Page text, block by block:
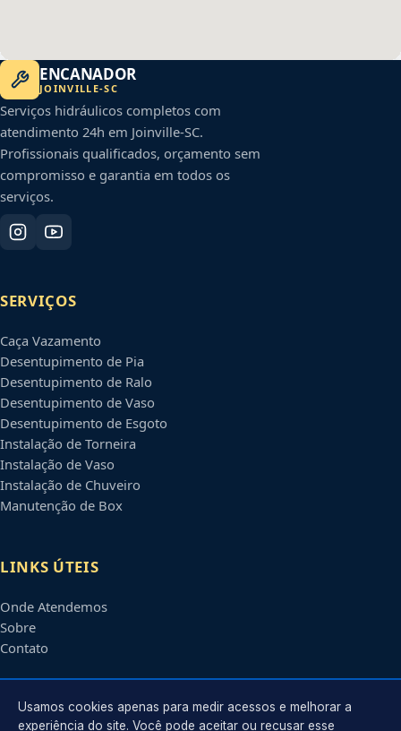
ENCANADOR
JOINVILLE-SC
Serviços hidráulicos completos com
atendimento 24h em Joinville-SC.
Profissionais qualificados, orçamento sem
compromisso e garantia em todos os
serviços.
SERVIÇOS
Caça Vazamento
Desentupimento de Pia
Desentupimento de Ralo
Desentupimento de Vaso
Desentupimento de Esgoto
Instalação de Torneira
Instalação de Vaso
Instalação de Chuveiro
Manutenção de Box
LINKS ÚTEIS
Onde Atendemos
Sobre
Contato
CONTATO
Usamos cookies apenas para medir acessos e melhorar a
experiência do site. Você pode aceitar ou recusar esse